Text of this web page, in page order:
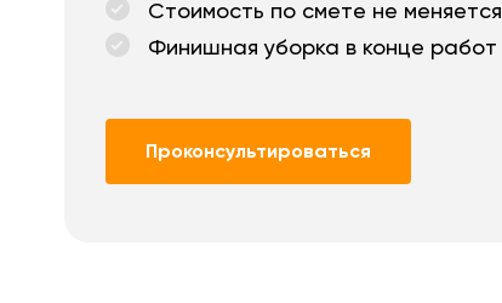
Стоимость по смете не меняется
Финишная уборка в конце работ
Проконсультироваться